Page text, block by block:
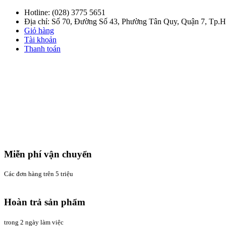
Hotline: (028) 3775 5651
Địa chỉ: Số 70, Đường Số 43, Phường Tân Quy, Quận 7,
Giỏ hàng
Tài khoản
Thanh toán
Miễn phí vận chuyển
Các đơn hàng trên 5 triệu
Hoàn trả sản phẩm
trong 2 ngày làm việc